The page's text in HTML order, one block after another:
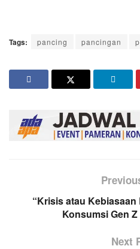
Tags: pancing pancingan
“Krisis atau
Konsumsi Gen
Next